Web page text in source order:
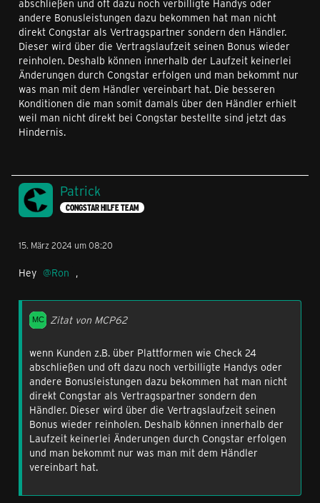
abschließen und oft dazu noch verbilligte Handys oder
andere Bonusleistungen dazu bekommen hat man nicht
direkt Congstar als Vertragspartner sondern den Händler.
Dieser wird über die Vertragslaufzeit seinen Bonus wieder
reinholen. Deshalb können innerhalb der Laufzeit keinerlei
Änderungen durch Congstar erfolgen und man bekommt nur
was man mit dem Händler vereinbart hat. Die besseren
Konditionen die man somit damals über den Händler erhielt
weil man nicht direkt bei Congstar bestellte sind jetzt das
Hindernis.
Patrick
CONGSTAR HILFE TEAM
15. März 2024 um 08:20
Hey Ron ,
Zitat von MCP62
wenn Kunden z.B. über Plattformen wie Check 24
abschließen und oft dazu noch verbilligte Handys oder
andere Bonusleistungen dazu bekommen hat man nicht
direkt Congstar als Vertragspartner sondern den
Händler. Dieser wird über die Vertragslaufzeit seinen
Bonus wieder reinholen. Deshalb können innerhalb der
Laufzeit keinerlei Änderungen durch Congstar erfolgen
und man bekommt nur was man mit dem Händler
vereinbart hat.